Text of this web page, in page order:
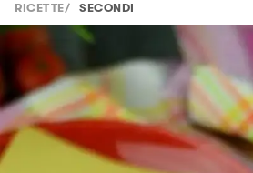
RICETTE/ SECONDI